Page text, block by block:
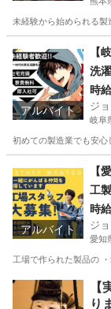
未経験から始められる
アルバイト
【
洗
時
ジ
岐阜
初めての製造業でも安
工
アルバイト
【
工
時
ジ
愛知
工場で作られた製品の
愛知 知多市 工
【
り